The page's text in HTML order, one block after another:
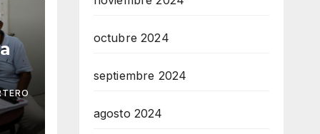
octubre 2024
septiembre 2024
agosto 2024